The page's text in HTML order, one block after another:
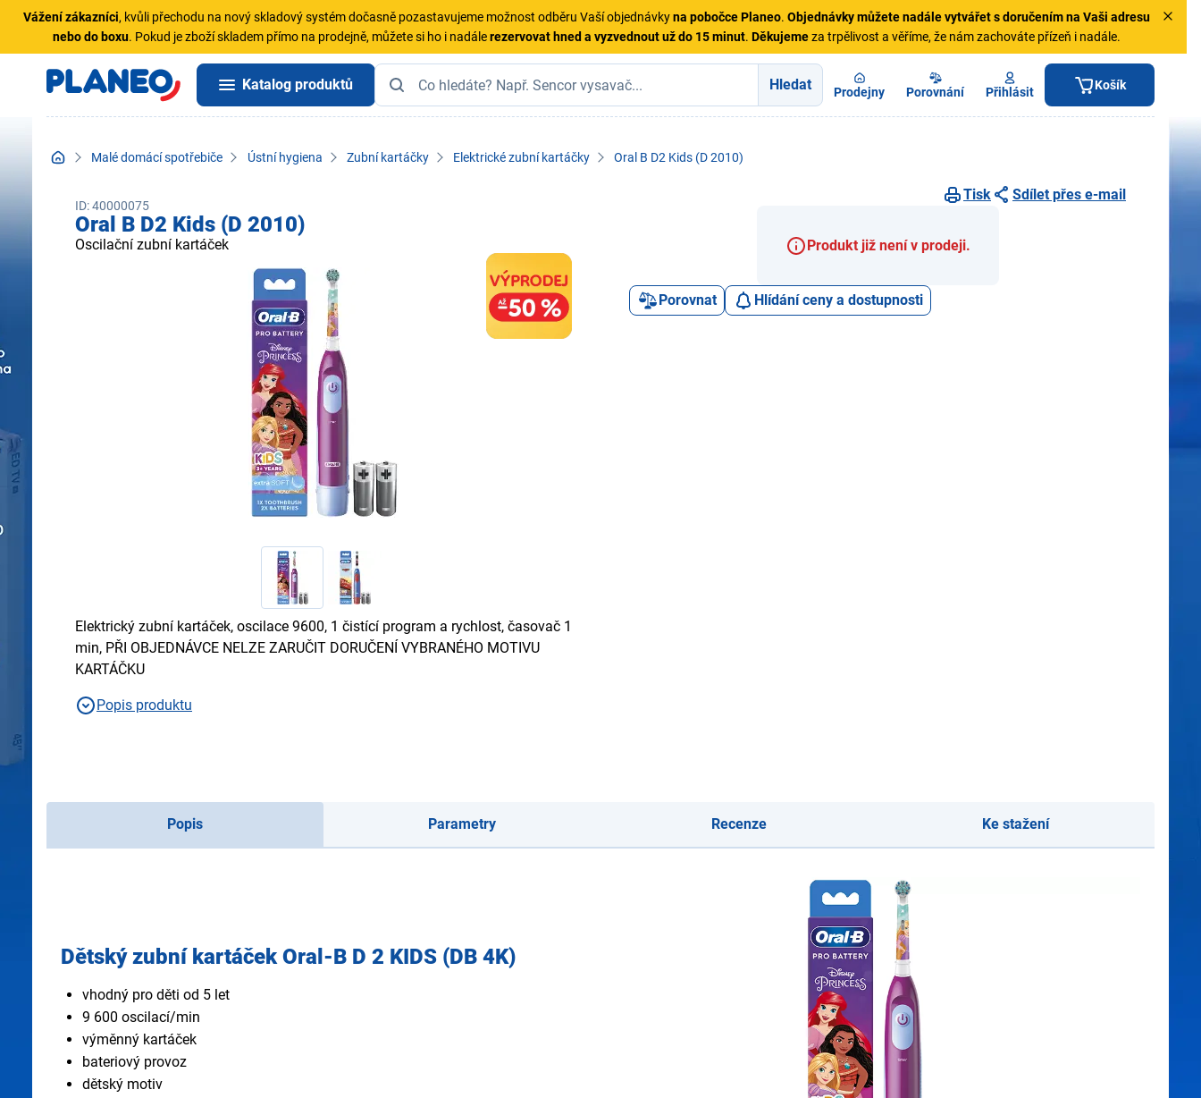
Vážení zákazníci, kvůli přechodu na nový skladový systém dočasně pozastavujeme možnost odběru Vaší objednávkyna pobočce Planeo. Objednávkymůžete nadále vytvářet s doručením na Vaši adresu
nebo do boxu. Pokud je zboží skladem přímo na prodejně, můžete si ho i nadálerezervovat hned a vyzvednout už do 15 minut. Děkujemeza trpělivost a věříme, že nám zachováte přízeň i nadále.
Katalog produktů Hledat Prodejny Porovnání Přihlásit Košík
Malé domácí spotřebiče Ústní hygiena Zubní kartáčky Elektrické zubní kartáčky Oral B D2 Kids (D 2010)
ID: 40000075
Oral B D2 Kids (D 2010)
Oscilační zubní kartáček
Elektrický zubní kartáček, oscilace 9600, 1 čistící program a rychlost, časovač 1
min, PŘI OBJEDNÁVCE NELZE ZARUČIT DORUČENÍ VYBRANÉHO MOTIVU
KARTÁČKU
Popis produktu
Tisk Sdílet přes e-mail
Produkt již není v prodeji.
Porovnat Hlídání ceny a dostupnosti
Popis Parametry Recenze Ke stažení
Dětský zubní kartáček Oral-B D 2 KIDS (DB 4K)
vhodný pro děti od 5 let
9 600 oscilací/min
výměnný kartáček
bateriový provoz
dětský motiv